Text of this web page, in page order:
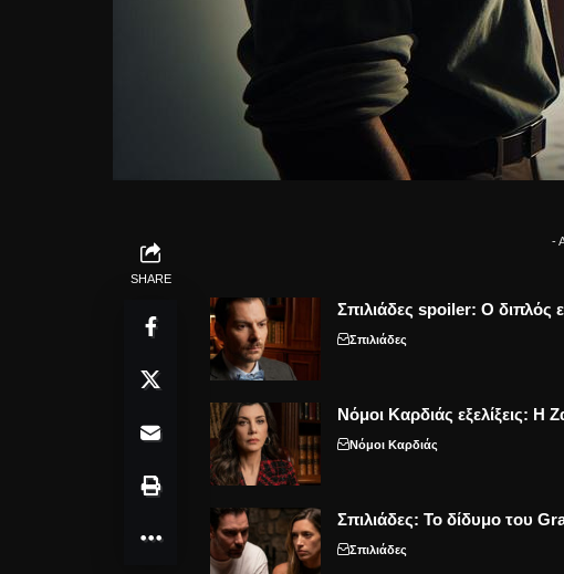
SHARE
-
Σπιλιάδες spoiler: Ο διπλός
Σπιλιάδες
Νόμοι Καρδιάς εξελίξεις: Η
Νόμοι Καρδιάς
Σπιλιάδες: Το δίδυμο του
Σπιλιάδες